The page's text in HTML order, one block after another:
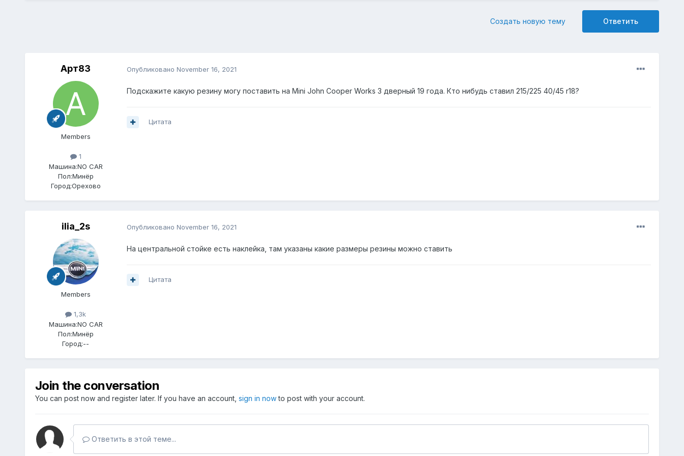
Ответить
Создать новую тему
Арт83
Members
1
Машина:NO CAR
Пол:Минёр
Город:Орехово
Опубликовано November 16, 2021
Подскажите какую резину могу поставить на Mini John Cooper Works 3 дверный 19 года. Кто нибудь ставил 215/225 40/45 r18?
Цитата
ilia_2s
Members
1,3k
Машина:NO CAR
Пол:Минёр
Город:--
Опубликовано November 16, 2021
На центральной стойке есть наклейка, там указаны какие размеры резины можно ставить
Цитата
Join the conversation
You can post now and register later. If you have an account, sign in nowto post with your account.
Ответить в этой теме...